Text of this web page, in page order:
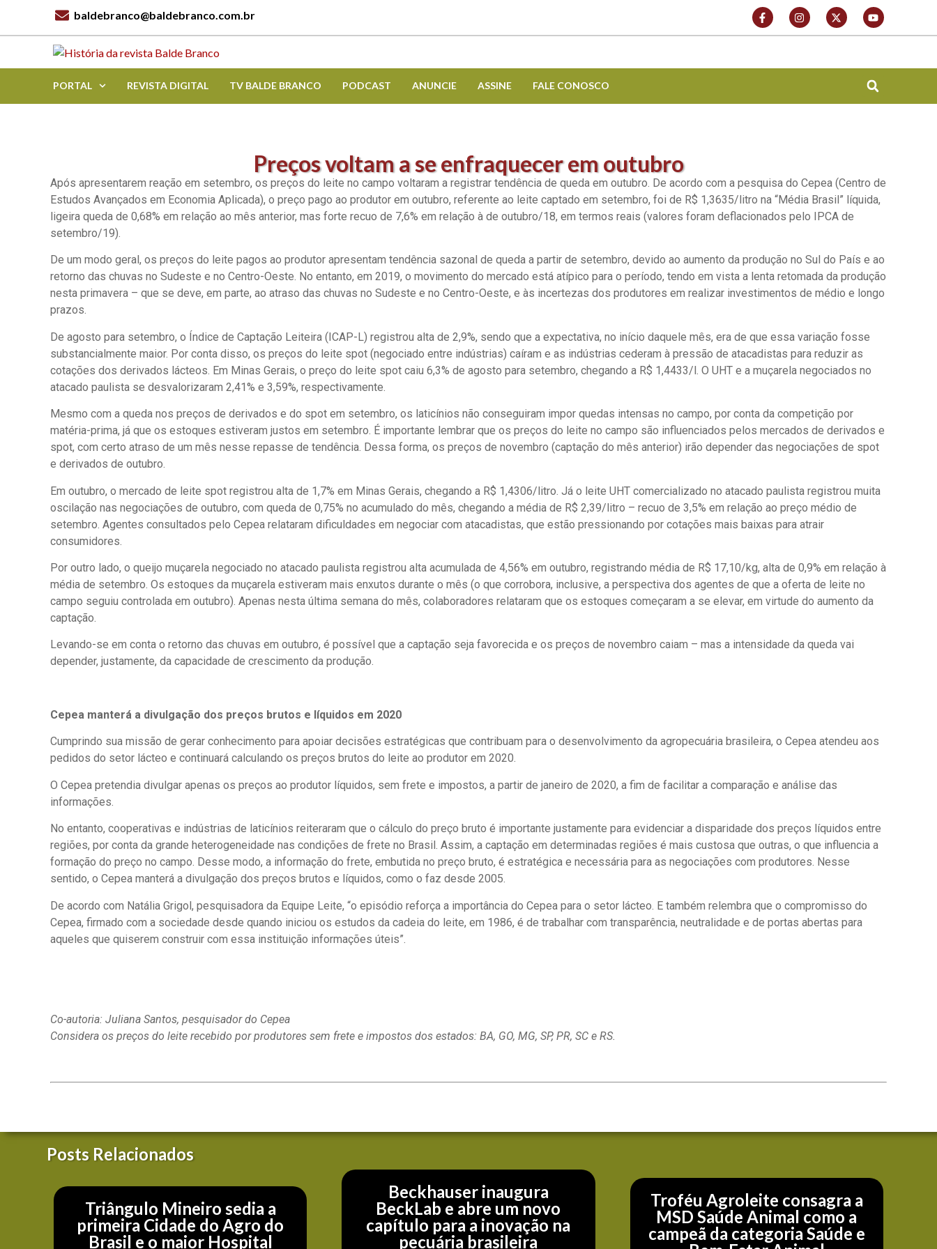
baldebranco@baldebranco.com.br
PORTAL REVISTA DIGITAL TV BALDE BRANCO PODCAST ANUNCIE ASSINE FALE CONOSCO
Preços voltam a se enfraquecer em outubro
Após apresentarem reação em setembro, os preços do leite no campo voltaram a registrar tendência de queda em outubro. De acordo com a pesquisa do Cepea (Centro de
Estudos Avançados em Economia Aplicada), o preço pago ao produtor em outubro, referente ao leite captado em setembro, foi de R$ 1,3635/litro na “Média Brasil” líquida,
ligeira queda de 0,68% em relação ao mês anterior, mas forte recuo de 7,6% em relação à de outubro/18, em termos reais (valores foram deflacionados pelo IPCA de
setembro/19).
De um modo geral, os preços do leite pagos ao produtor apresentam tendência sazonal de queda a partir de setembro, devido ao aumento da produção no Sul do País e ao
retorno das chuvas no Sudeste e no Centro-Oeste. No entanto, em 2019, o movimento do mercado está atípico para o período, tendo em vista a lenta retomada da produção
nesta primavera – que se deve, em parte, ao atraso das chuvas no Sudeste e no Centro-Oeste, e às incertezas dos produtores em realizar investimentos de médio e longo
prazos.
De agosto para setembro, o Índice de Captação Leiteira (ICAP-L) registrou alta de 2,9%, sendo que a expectativa, no início daquele mês, era de que essa variação fosse
substancialmente maior. Por conta disso, os preços do leite spot (negociado entre indústrias) caíram e as indústrias cederam à pressão de atacadistas para reduzir as
cotações dos derivados lácteos. Em Minas Gerais, o preço do leite spot caiu 6,3% de agosto para setembro, chegando a R$ 1,4433/l. O UHT e a muçarela negociados no
atacado paulista se desvalorizaram 2,41% e 3,59%, respectivamente.
Mesmo com a queda nos preços de derivados e do spot em setembro, os laticínios não conseguiram impor quedas intensas no campo, por conta da competição por
matéria-prima, já que os estoques estiveram justos em setembro. É importante lembrar que os preços do leite no campo são influenciados pelos mercados de derivados e
spot, com certo atraso de um mês nesse repasse de tendência. Dessa forma, os preços de novembro (captação do mês anterior) irão depender das negociações de spot
e derivados de outubro.
Em outubro, o mercado de leite spot registrou alta de 1,7% em Minas Gerais, chegando a R$ 1,4306/litro. Já o leite UHT comercializado no atacado paulista registrou muita
oscilação nas negociações de outubro, com queda de 0,75% no acumulado do mês, chegando a média de R$ 2,39/litro – recuo de 3,5% em relação ao preço médio de
setembro. Agentes consultados pelo Cepea relataram dificuldades em negociar com atacadistas, que estão pressionando por cotações mais baixas para atrair
consumidores.
Por outro lado, o queijo muçarela negociado no atacado paulista registrou alta acumulada de 4,56% em outubro, registrando média de R$ 17,10/kg, alta de 0,9% em relação à
média de setembro. Os estoques da muçarela estiveram mais enxutos durante o mês (o que corrobora, inclusive, a perspectiva dos agentes de que a oferta de leite no
campo seguiu controlada em outubro). Apenas nesta última semana do mês, colaboradores relataram que os estoques começaram a se elevar, em virtude do aumento da
captação.
Levando-se em conta o retorno das chuvas em outubro, é possível que a captação seja favorecida e os preços de novembro caiam – mas a intensidade da queda vai
depender, justamente, da capacidade de crescimento da produção.
Cepea manterá a divulgação dos preços brutos e líquidos em 2020
Cumprindo sua missão de gerar conhecimento para apoiar decisões estratégicas que contribuam para o desenvolvimento da agropecuária brasileira, o Cepea atendeu aos
pedidos do setor lácteo e continuará calculando os preços brutos do leite ao produtor em 2020.
O Cepea pretendia divulgar apenas os preços ao produtor líquidos, sem frete e impostos, a partir de janeiro de 2020, a fim de facilitar a comparação e análise das
informações.
No entanto, cooperativas e indústrias de laticínios reiteraram que o cálculo do preço bruto é importante justamente para evidenciar a disparidade dos preços líquidos entre
regiões, por conta da grande heterogeneidade nas condições de frete no Brasil. Assim, a captação em determinadas regiões é mais custosa que outras, o que influencia a
formação do preço no campo. Desse modo, a informação do frete, embutida no preço bruto, é estratégica e necessária para as negociações com produtores. Nesse
sentido, o Cepea manterá a divulgação dos preços brutos e líquidos, como o faz desde 2005.
De acordo com Natália Grigol, pesquisadora da Equipe Leite, “o episódio reforça a importância do Cepea para o setor lácteo. E também relembra que o compromisso do
Cepea, firmado com a sociedade desde quando iniciou os estudos da cadeia do leite, em 1986, é de trabalhar com transparência, neutralidade e de portas abertas para
aqueles que quiserem construir com essa instituição informações úteis”.
Co-autoria: Juliana Santos, pesquisador do Cepea
Considera os preços do leite recebido por produtores sem frete e impostos dos estados: BA, GO, MG, SP, PR, SC e RS.
Posts Relacionados
Triângulo Mineiro sedia a
primeira Cidade do Agro do
Brasil e o maior Hospital
Beckhauser inaugura
BeckLab e abre um novo
capítulo para a inovação na
pecuária brasileira
Troféu Agroleite consagra a
MSD Saúde Animal como a
campeã da categoria Saúde e